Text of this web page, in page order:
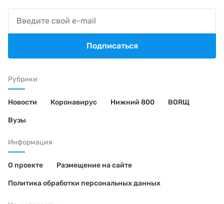
Рубрики
Новости Коронавирус Нижний 800 BORЩ
Вузы
Информация
О проекте Размещение на сайте
Политика обработки персональных данных
Подписаться